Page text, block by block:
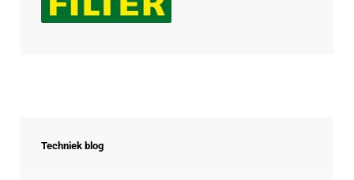
Techniek blog